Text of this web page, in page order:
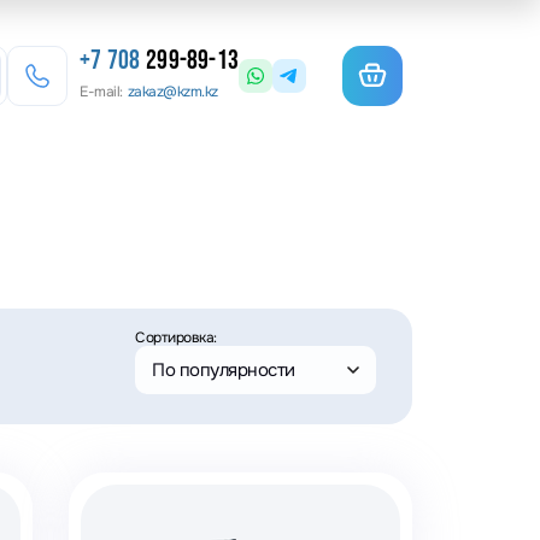
для гибки арматуры
+7 708299-89-13
E-mail: zakaz@kzm.kz
Сортировка:
По популярности